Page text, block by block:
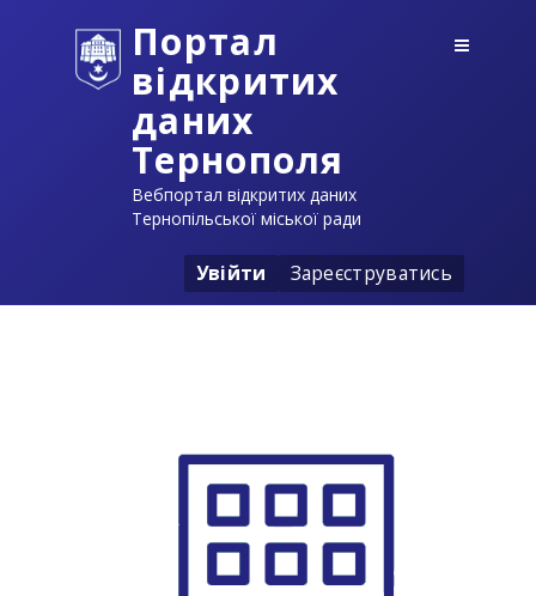
Портал
відкритих
даних
Тернополя
Вебпортал відкритих даних
Тернопільської міської ради
Увійти Зареєструватись